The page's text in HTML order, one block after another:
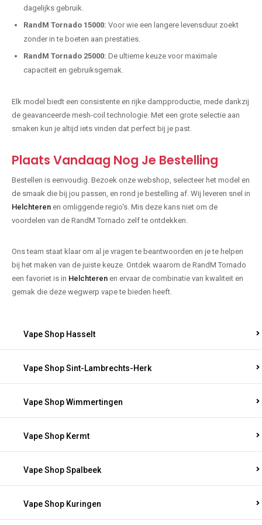
dagelijks gebruik.
RandM Tornado 15000: Voor wie een langere levensduur zoekt
zonder in te boeten aan prestaties.
RandM Tornado 25000: De ultieme keuze voor maximale
capaciteit en gebruiksgemak.
Elk model biedt een consistente en rijke dampproductie, mede dankzij
de geavanceerde mesh-coil technologie. Met een grote selectie aan
smaken kun je altijd iets vinden dat perfect bij je past.
Plaats Vandaag Nog Je Bestelling
Bestellen is eenvoudig. Bezoek onze webshop, selecteer het model en
de smaak die bij jou passen, en rond je bestelling af. Wij leveren snel in
Helchteren en omliggende regio's. Mis deze kans niet om de
voordelen van de RandM Tornado zelf te ontdekken.
Ons team staat klaar om al je vragen te beantwoorden en je te helpen
bij het maken van de juiste keuze. Ontdek waarom de RandM Tornado
een favoriet is in Helchteren en ervaar de combinatie van kwaliteit en
gemak die deze wegwerp vape te bieden heeft.
Vape Shop Hasselt
Vape Shop Sint-Lambrechts-Herk
Vape Shop Wimmertingen
Vape Shop Kermt
Vape Shop Spalbeek
Vape Shop Kuringen